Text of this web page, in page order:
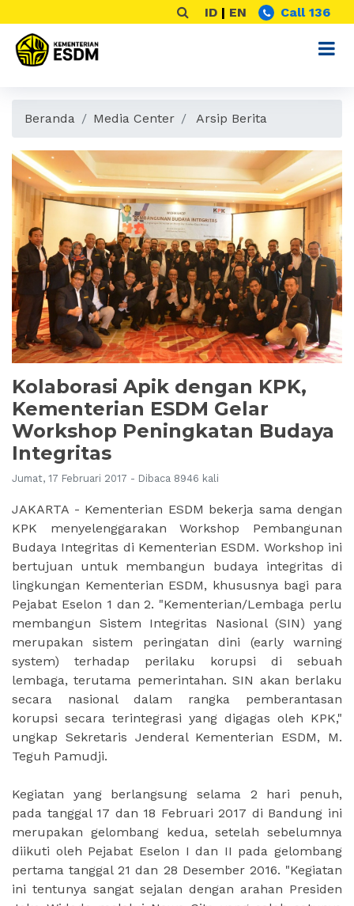
ID | EN Call 136
Beranda Media Center Arsip Berita
Kolaborasi Apik dengan KPK,
Kementerian ESDM Gelar
Workshop Peningkatan Budaya
Integritas
Jumat, 17 Februari 2017 - Dibaca 8946 kali
JAKARTA - Kementerian ESDM bekerja sama dengan
KPK menyelenggarakan Workshop Pembangunan
Budaya Integritas di Kementerian ESDM. Workshop ini
bertujuan untuk membangun budaya integritas di
lingkungan Kementerian ESDM, khususnya bagi para
Pejabat Eselon 1 dan 2. "Kementerian/Lembaga perlu
membangun Sistem Integritas Nasional (SIN) yang
merupakan sistem peringatan dini (early warning
system) terhadap perilaku korupsi di sebuah
lembaga, terutama pemerintahan. SIN akan berlaku
secara nasional dalam rangka pemberantasan
korupsi secara terintegrasi yang digagas oleh KPK,"
ungkap Sekretaris Jenderal Kementerian ESDM, M.
Teguh Pamudji.
Kegiatan yang berlangsung selama 2 hari penuh,
pada tanggal 17 dan 18 Februari 2017 di Bandung ini
merupakan gelombang kedua, setelah sebelumnya
diikuti oleh Pejabat Eselon I dan II pada gelombang
pertama tanggal 21 dan 28 Desember 2016. "Kegiatan
ini tentunya sangat sejalan dengan arahan Presiden